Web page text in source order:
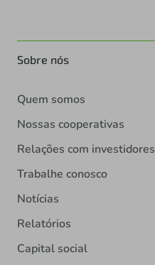
Sobre nós
Quem somos
Nossas cooperativas
Relações com investidores
Trabalhe conosco
Notícias
Relatórios
Capital social